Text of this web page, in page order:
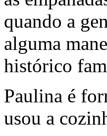
quando a
alguma
histórico
Paulina é
usou a